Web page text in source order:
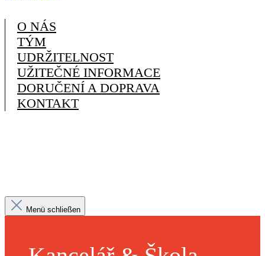
O NÁS
TÝM
UDRŽITELNOST
UŽITEČNÉ INFORMACE
DORUČENÍ A DOPRAVA
KONTAKT
Menü schließen